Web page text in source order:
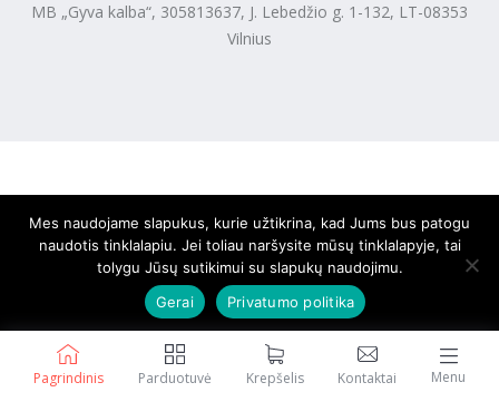
Pagrindinis Parduotuvė Krepšelis Kontaktai Menu
MB „Gyva kalba“, 305813637, J. Lebedžio g. 1-132, LT-08353
Vilnius
Mes naudojame slapukus, kurie užtikrina, kad Jums bus patogu
naudotis tinklalapiu. Jei toliau naršysite mūsų tinklalapyje, tai
tolygu Jūsų sutikimui su slapukų naudojimu.
Gerai
Privatumo politika